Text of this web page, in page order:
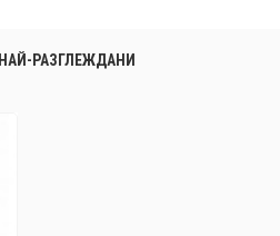
НАЙ-РАЗГЛЕЖДАНИ